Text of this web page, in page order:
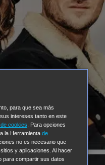
para que sea más
intereses tanto en este
cookies . Para opciones
la Herramienta de
no es necesario que
y aplicaciones. Al hacer
para compartir sus datos